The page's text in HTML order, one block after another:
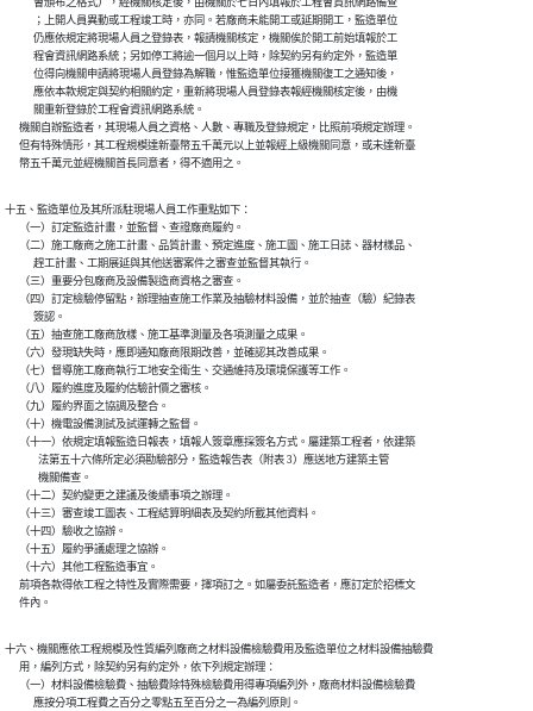
            會頒布之格式），經機關核定後，由機關於七日內填報於工程會資訊網路備查
            ；上開人員異動或工程竣工時，亦同。若廠商未能開工或延期開工，監造單位
            仍應依規定將現場人員之登錄表，報請機關核定，機關俟於開工前始填報於工
            程會資訊網路系統；另如停工將逾一個月以上時，除契約另有約定外，監造單
            位得向機關申請將現場人員登錄為解職，惟監造單位接獲機關復工之通知後，
            應依本款規定與契約相關約定，重新將現場人員登錄表報經機關核定後，由機
            關重新登錄於工程會資訊網路系統。
      機關自辦監造者，其現場人員之資格、人數、專職及登錄規定，比照前項規定辦理。
      但有特殊情形，其工程規模達新臺幣五千萬元以上並報經上級機關同意，或未達新臺
      幣五千萬元並經機關首長同意者，得不適用之。
十五、監造單位及其所派駐現場人員工作重點如下：
      （一）訂定監造計畫，並監督、查證廠商履約。
      （二）施工廠商之施工計畫、品質計畫、預定進度、施工圖、施工日誌、器材樣品、
            趕工計畫、工期展延與其他送審案件之審查並監督其執行。
      （三）重要分包廠商及設備製造商資格之審查。
      （四）訂定檢驗停留點，辦理抽查施工作業及抽驗材料設備，並於抽查（驗）紀錄表
            簽認。
      （五）抽查施工廠商放樣、施工基準測量及各項測量之成果。
      （六）發現缺失時，應即通知廠商限期改善，並確認其改善成果。
      （七）督導施工廠商執行工地安全衛生、交通維持及環境保護等工作。
      （八）履約進度及履約估驗計價之審核。
      （九）履約界面之協調及整合。
      （十）機電設備測試及試運轉之監督。
      （十一）依規定填報監造日報表，填報人簽章應採簽名方式。屬建築工程者，依建築
              法第五十六條所定必須勘驗部分，監造報告表（附表 3）應送地方建築主管
              機關備查。
      （十二）契約變更之建議及後續事項之辦理。
      （十三）審查竣工圖表、工程結算明細表及契約所載其他資料。
      （十四）驗收之協辦。
      （十五）履約爭議處理之協辦。
      （十六）其他工程監造事宜。
      前項各款得依工程之特性及實際需要，擇項訂之。如屬委託監造者，應訂定於招標文
      件內。
十六、機關應依工程規模及性質編列廠商之材料設備檢驗費用及監造單位之材料設備抽驗費
      用，編列方式，除契約另有約定外，依下列規定辦理：
      （一）材料設備檢驗費、抽驗費除特殊檢驗費用得專項編列外，廠商材料設備檢驗費
            應按分項工程費之百分之零點五至百分之一為編列原則。